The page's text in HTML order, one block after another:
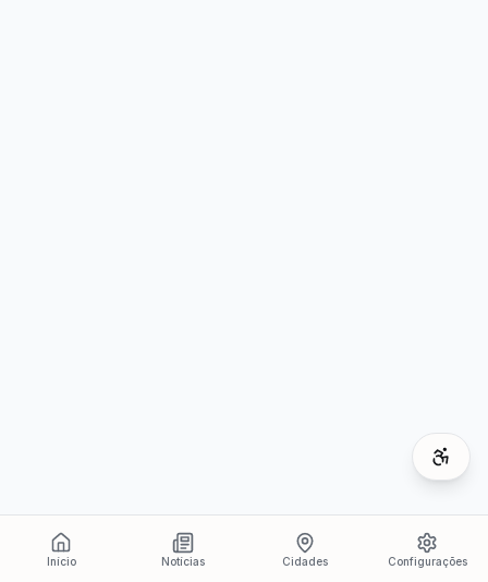
Início Notícias Cidades Configurações